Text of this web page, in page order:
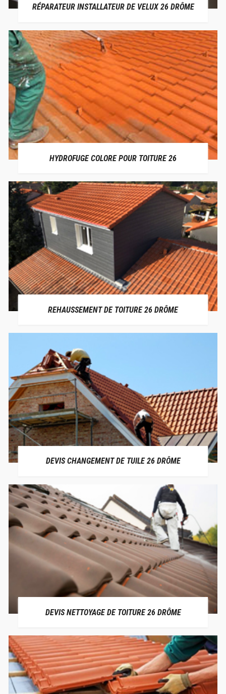
RÉPARATEUR INSTALLATEUR DE VELUX 26 DRÔME
HYDROFUGE COLORE POUR TOITURE 26
REHAUSSEMENT DE TOITURE 26 DRÔME
DEVIS CHANGEMENT DE TUILE 26 DRÔME
DEVIS NETTOYAGE DE TOITURE 26 DRÔME